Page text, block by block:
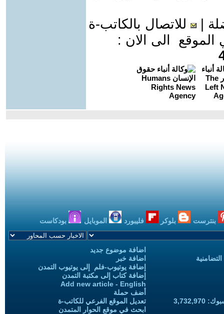
للاتصال بالكاتب-ة
الى الان :
بنترست بلوكر فليبورد الموبايل بودكاست
اضافة موضوع جديد
اضافة خبر
إضافة يوتيوب-فلم إلى يوتيوب التمدن
إضافة كتاب إلى مكتبة التمدن
Add new article - English
أضف حملة
تعديل الموقع الفرعي للكاتب-ة
ابحث في موقع الحوار المتمدن